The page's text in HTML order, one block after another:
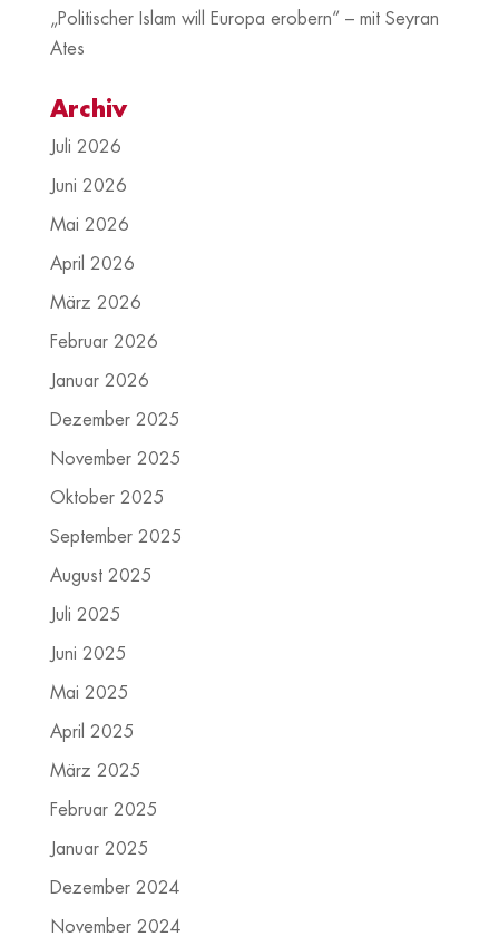
„Politischer Islam will Europa erobern“ – mit Seyran
Ates
Archiv
Juli 2026
Juni 2026
Mai 2026
April 2026
März 2026
Februar 2026
Januar 2026
Dezember 2025
November 2025
Oktober 2025
September 2025
August 2025
Juli 2025
Juni 2025
Mai 2025
April 2025
März 2025
Februar 2025
Januar 2025
Dezember 2024
November 2024